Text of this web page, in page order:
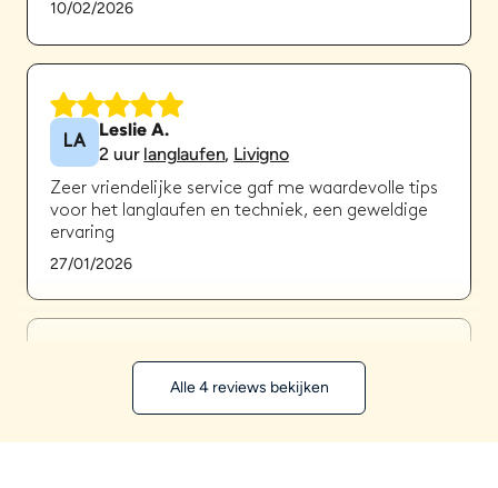
10/02/2026
LA
Leslie A.
2 uur langlaufen, Livigno
Zeer vriendelijke service gaf me waardevolle tips
voor het langlaufen en techniek, een geweldige
ervaring
27/01/2026
uur langlaufen,Livigno
Als volledige beginners in het langlaufen hebben
Alle 4 reviews bekijken